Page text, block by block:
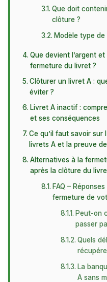
Que doit
clôture ?
Modèle type
Que devient l’argent
fermeture du livret ?
Clôturer un livret A :
éviter ?
Livret A inactif :
et ses conséquences
Ce qu’il faut savoir sur
livrets A et la preuve
Alternatives à la
après la clôture du
FAQ –
fermeture de
Peut-on
passer
Quels
La
A sans